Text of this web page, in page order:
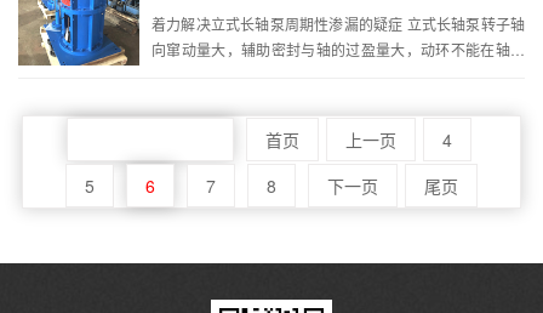
着力解决立式长轴泵周期性渗漏的疑症 立式长轴泵转子轴
向窜动量大，辅助密封与轴的过盈量大，动环不能在轴上
首页 上一页
4
5
6 7 8 下一页 尾页